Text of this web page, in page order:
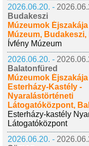
2026.06.20. -
Budakeszi
Múzeumok
Múzeum,
Ívfény Múzeum
2026.06.20. -
Balatonfüred
Múzeumok Éjszakája
Esterházy-Kastély -
Nyaralástörténeti
Látogatóközpont,
Esterházy-kastély
Látogatóközpont
2026.06.20. -